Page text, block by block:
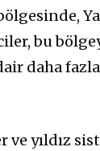
Yay
bu
daha
yıldız